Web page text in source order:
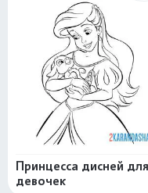
Принцесса дисней для
девочек